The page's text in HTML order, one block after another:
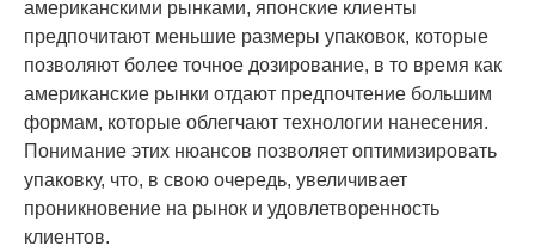
американскими рынками, японские клиенты
предпочитают меньшие размеры упаковок, которые
позволяют более точное дозирование, в то время как
американские рынки отдают предпочтение большим
формам, которые облегчают технологии нанесения.
Понимание этих нюансов позволяет оптимизировать
упаковку, что, в свою очередь, увеличивает
проникновение на рынок и удовлетворенность
клиентов.